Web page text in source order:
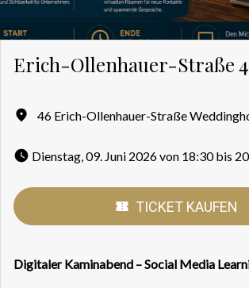
Erich-Ollenhauer-Straße
46 Erich-Ollenhauer-Straße
Dienstag, 09. Juni 2026 von 18:30 bis
TICKET KAUFEN
Digitaler Kaminabend – Social Media